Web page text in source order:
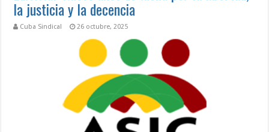
la justicia y la decencia
Cuba Sindical 26 octubre, 2025